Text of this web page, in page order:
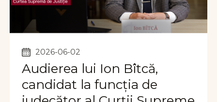
2026-06-02
Audierea lui Ion Bîtcă,
candidat la funcția de